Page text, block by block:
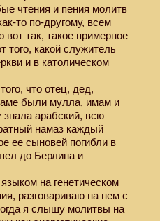
чтения и пения молитв
то по-другому, всем
так, такое примерное
того, какой служитель
и в католическом
что отец, дед,
были мулла, имам и
арабский, всю
намаз каждый
ее сыновей погибли в
до Берлина и
на генетическом
разговариваю на нем с
я слышу молитвы на